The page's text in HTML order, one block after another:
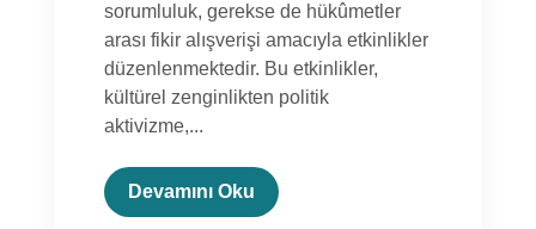
sorumluluk, gerekse de hükûmetler
arası fikir alışverişi amacıyla etkinlikler
düzenlenmektedir. Bu etkinlikler,
kültürel zenginlikten politik
aktivizme,...
Devamını Oku